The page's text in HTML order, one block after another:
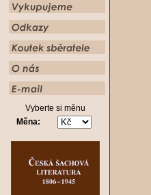
Vyberte si měnu
Měna: